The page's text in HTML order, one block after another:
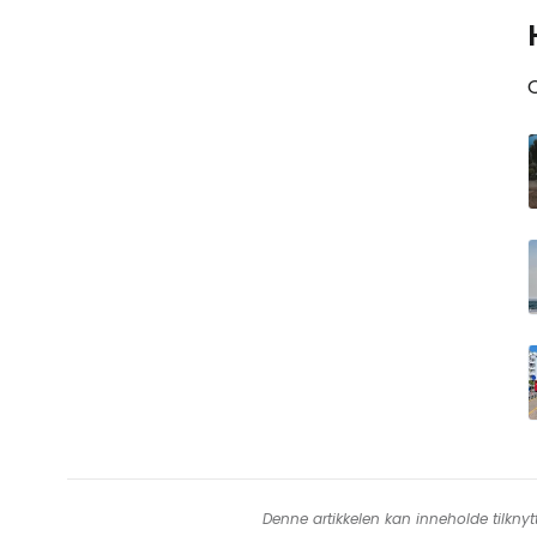
Denne artikkelen kan inneholde